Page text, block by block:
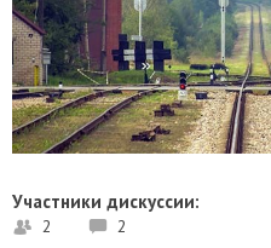
Участники дискуссии:
2 2